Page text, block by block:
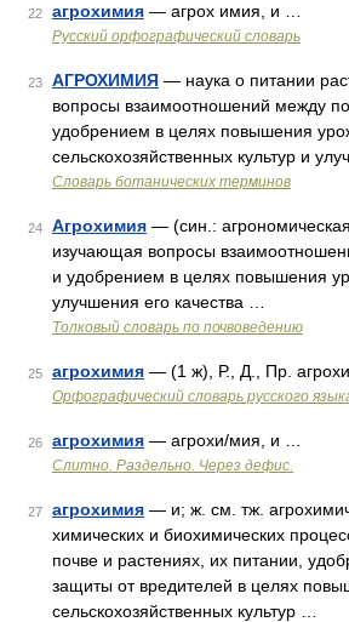
22 агрохимия — агрох имия, и …
Русский орфографический словарь
23 АГРОХИМИЯ — наука о питании
вопросы взаимоотношений между
удобрением в целях повышения
сельскохозяйственных культур и
Словарь ботанических терминов
24 Агрохимия — (син.:
изучающая вопросы
и удобрением в целях повышения
улучшения его качества …
Толковый словарь по почвоведению
25 агрохимия — (1 ж), Р., Д., Пр.
Орфографический словарь русского
26 агрохимия — агрохи/мия, и …
Слитно. Раздельно. Через дефис.
27 агрохимия — и; ж. см. тж.
химических и биохимических
почве и растениях, их питании,
защиты от вредителей в целях
сельскохозяйственных культур …